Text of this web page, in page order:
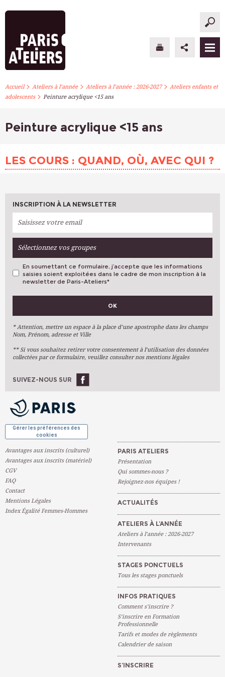
PARIS ATELIERS
ATELIERS À L’ANNÉE
STAGES PONCTUELS
S’INSCRIRE
Accueil> Ateliers à l’année> Ateliers à l’année : 2026-2027> Ateliers enfants et
adolescents> Peinture acrylique <15 ans
Peinture acrylique <15 ans
LES COURS : QUAND, OÙ, AVEC QUI ?
INSCRIPTION À LA NEWSLETTER
Sélectionnez vos groupes
VOS PRÉFÉRENCES
Arts Plastiques
Arts Du Texte
Arts Numériques
Ateliers À L'année
En soumettant ce formulaire, j’accepte que les informations
saisies soient exploitées dans le cadre de mon inscription à la
newsletter de Paris-Ateliers*
OK
* Attention, mettre un espace à la place d’une apostrophe dans les champs
Nom, Prénom, adresse et Ville
** Si vous souhaitez retirer votre consentement à l’utilisation des données
collectées par ce formulaire, veuillez consulter nos mentions légales
SUIVEZ-NOUS SUR
Gérer les préférences des
cookies
Avantages aux inscrits (culturel)
Avantages aux inscrits (matériel)
CGV
FAQ
Contact
Mentions Légales
Index Égalité Femmes-Hommes
PARIS ATELIERS
Présentation
Qui sommes-nous ?
Rejoignez-nos équipes !
ACTUALITÉS
ATELIERS À L’ANNÉE
Ateliers à l’année : 2026-2027
Intervenants
STAGES PONCTUELS
Tous les stages ponctuels
INFOS PRATIQUES
Comment s’inscrire ?
S’inscrire en Formation
Professionnelle
Tarifs et modes de règlements
Calendrier de saison
S’INSCRIRE